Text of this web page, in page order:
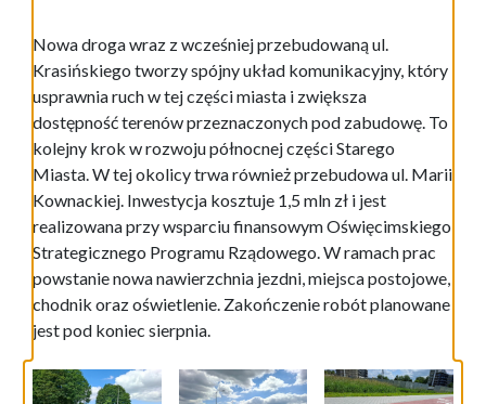
Nowa droga wraz z wcześniej przebudowaną ul.
Krasińskiego tworzy spójny układ komunikacyjny, który
usprawnia ruch w tej części miasta i zwiększa
dostępność terenów przeznaczonych pod zabudowę. To
kolejny krok w rozwoju północnej części Starego
Miasta. W tej okolicy trwa również przebudowa ul. Marii
Kownackiej. Inwestycja kosztuje 1,5 mln zł i jest
realizowana przy wsparciu finansowym Oświęcimskiego
Strategicznego Programu Rządowego. W ramach prac
powstanie nowa nawierzchnia jezdni, miejsca postojowe,
chodnik oraz oświetlenie. Zakończenie robót planowane
jest pod koniec sierpnia.